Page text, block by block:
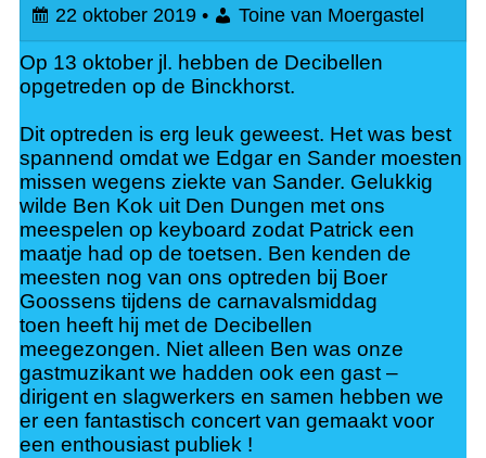
22 oktober 2019 • Toine van Moergastel
Op 13 oktober jl. hebben de Decibellen
opgetreden op de Binckhorst.
Dit optreden is erg leuk geweest. Het was best
spannend omdat we Edgar en Sander moesten
missen wegens ziekte van Sander. Gelukkig
wilde Ben Kok uit Den Dungen met ons
meespelen op keyboard zodat Patrick een
maatje had op de toetsen. Ben kenden de
meesten nog van ons optreden bij Boer
Goossens tijdens de carnavalsmiddag
toen heeft hij met de Decibellen
meegezongen. Niet alleen Ben was onze
gastmuzikant we hadden ook een gast –
dirigent en slagwerkers en samen hebben we
er een fantastisch concert van gemaakt voor
een enthousiast publiek !